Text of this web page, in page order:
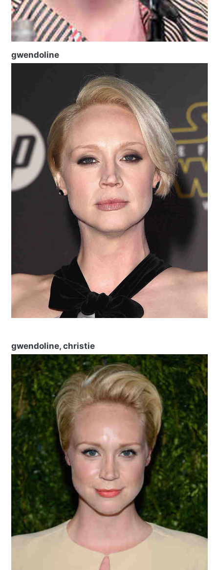
gwendoline
gwendoline, christie